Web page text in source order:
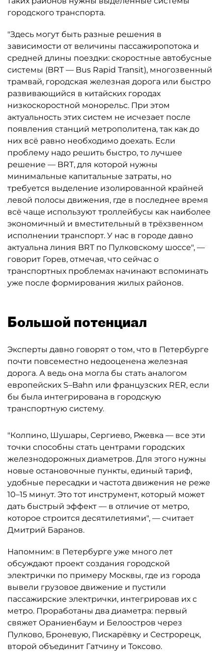
городского транспорта.
"Здесь могут быть разные решения в
зависимости от величины пассажиропотока и
средней длины поездки: скоростные автобусные
системы (BRT — Bus Rapid Transit), многозвенный
трамвай, городская железная дорога или быстро
развивающийся в китайских городах
низкоскоростной монорельс. При этом
актуальность этих систем не исчезает после
появления станций метрополитена, так как до
них всё равно необходимо доехать. Если
проблему надо решить быстро, то лучшее
решение — BRT, для которой нужны
минимальные капитальные затраты, но
требуется выделение изолированной крайней
левой полосы движения, где в последнее время
всё чаще используют троллейбусы как наиболее
экономичный и вместительный в трёхзвенном
исполнении транспорт. У нас в городе давно
актуальна линия BRT по Пулковскому шоссе", —
говорит Горев, отмечая, что сейчас о
транспортных проблемах начинают вспоминать
уже после формирования жилых районов.
Большой потенциал
Эксперты давно говорят о том, что в Петербурге
почти повсеместно недооценена железная
дорога. А ведь она могла бы стать аналогом
европейских S–Bahn или французских RER, если
бы была интегрирована в городскую
транспортную систему.
"Колпино, Шушары, Сергиево, Ржевка — все эти
точки способны стать центрами городских
железнодорожных диаметров. Для этого нужны
новые остановочные пункты, единый тариф,
удобные пересадки и частота движения не реже
10–15 минут. Это тот инструмент, который может
дать быстрый эффект — в отличие от метро,
которое строится десятилетиями", — считает
Дмитрий Баранов.
Напомним: в Петербурге уже много лет
обсуждают проект создания городской
электрички по примеру Москвы, где из города
вывели грузовое движение и пустили
пассажирские электрички, интегрировав их с
метро. Проработаны два диаметра: первый
свяжет Ораниенбаум и Белоостров через
Пулково, Броневую, Пискарёвку и Сестрорецк,
второй объединит Гатчину и Токсово.